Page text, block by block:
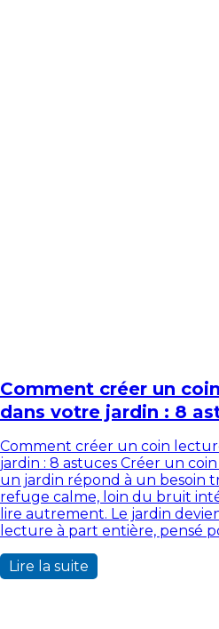
Comment créer un
dans votre jardin : 8
Comment créer un coin
jardin : 8 astuces Créer un
un jardin répond à un besoin
refuge calme, loin du bruit
lire autrement. Le jardin
lecture à part entière, pensé
Lire la suite